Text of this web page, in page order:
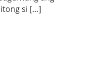
si […]